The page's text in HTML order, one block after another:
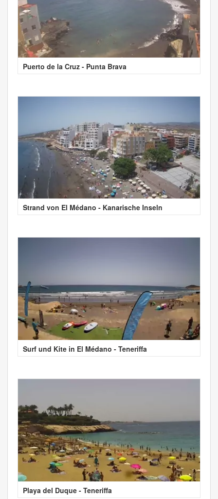
Puerto de la Cruz - Punta Brava
Strand von El Médano - Kanarische Inseln
Surf und Kite in El Médano - Teneriffa
Playa del Duque - Teneriffa